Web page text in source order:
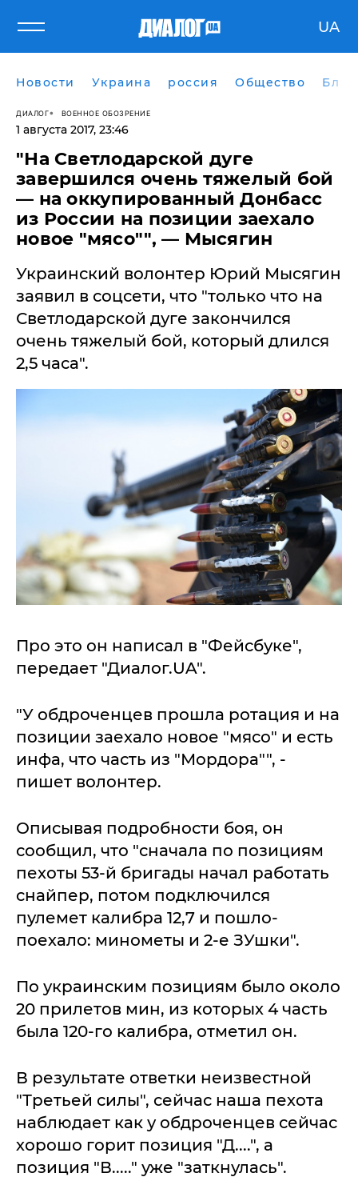
UA
Новости Украина россия Общество
ДИАЛОГ ВОЕННОЕ ОБОЗРЕНИЕ
1 августа 2017, 23:46
"На Светлодарской дуге
завершился очень тяжелый бой
— на оккупированный Донбасс
из России на позиции заехало
новое "мясо"", — Мысягин
Украинский волонтер Юрий Мысягин
заявил в соцсети, что "только что на
Светлодарской дуге закончился
очень тяжелый бой, который длился
2,5 часа".
Про это он написал в "Фейсбуке",
передает "Диалог.UA".
"У обдроченцев прошла ротация и на
позиции заехало новое "мясо" и есть
инфа, что часть из "Мордора"", -
пишет волонтер.
Описывая подробности боя, он
сообщил, что "сначала по позициям
пехоты 53-й бригады начал работать
снайпер, потом подключился
пулемет калибра 12,7 и пошло-
поехало: минометы и 2-е ЗУшки".
По украинским позициям было около
20 прилетов мин, из которых 4 часть
была 120-го калибра, отметил он.
В результате ответки неизвестной
"Третьей силы", сейчас наша пехота
наблюдает как у обдроченцев сейчас
хорошо горит позиция "Д....", а
позиция "В....." уже "заткнулась".